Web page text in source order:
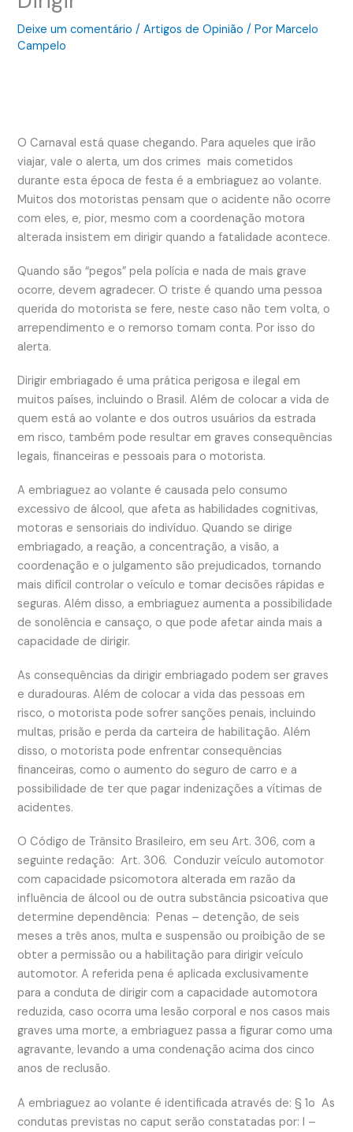
Deixe um comentário /Artigos de Opinião / PorMarcelo
Campelo
O Carnaval está quase chegando. Para aqueles que irão
viajar, vale o alerta, um dos crimes mais cometidos
durante esta época de festa é a embriaguez ao volante.
Muitos dos motoristas pensam que o acidente não ocorre
com eles, e, pior, mesmo com a coordenação motora
alterada insistem em dirigir quando a fatalidade acontece.
Quando são “pegos” pela polícia e nada de mais grave
ocorre, devem agradecer. O triste é quando uma pessoa
querida do motorista se fere, neste caso não tem volta, o
arrependimento e o remorso tomam conta. Por isso do
alerta.
Dirigir embriagado é uma prática perigosa e ilegal em
muitos países, incluindo o Brasil. Além de colocar a vida de
quem está ao volante e dos outros usuários da estrada
em risco, também pode resultar em graves consequências
legais, financeiras e pessoais para o motorista.
A embriaguez ao volante é causada pelo consumo
excessivo de álcool, que afeta as habilidades cognitivas,
motoras e sensoriais do indivíduo. Quando se dirige
embriagado, a reação, a concentração, a visão, a
coordenação e o julgamento são prejudicados, tornando
mais difícil controlar o veículo e tomar decisões rápidas e
seguras. Além disso, a embriaguez aumenta a possibilidade
de sonolência e cansaço, o que pode afetar ainda mais a
capacidade de dirigir.
As consequências da dirigir embriagado podem ser graves
e duradouras. Além de colocar a vida das pessoas em
risco, o motorista pode sofrer sanções penais, incluindo
multas, prisão e perda da carteira de habilitação. Além
disso, o motorista pode enfrentar consequências
financeiras, como o aumento do seguro de carro e a
possibilidade de ter que pagar indenizações a vítimas de
acidentes.
O Código de Trânsito Brasileiro, em seu Art. 306, com a
seguinte redação: Art. 306. Conduzir veículo automotor
com capacidade psicomotora alterada em razão da
influência de álcool ou de outra substância psicoativa que
determine dependência:Penas – detenção, de seis
meses a três anos, multa e suspensão ou proibição de se
obter a permissão ou a habilitação para dirigir veículo
automotor. A referida pena é aplicada exclusivamente
para a conduta de dirigir com a capacidade automotora
reduzida, caso ocorra uma lesão corporal e nos casos mais
graves uma morte, a embriaguez passa a figurar como uma
agravante, levando a uma condenação acima dos cinco
anos de reclusão.
A embriaguez ao volante é identificada através de: § 1o As
condutas previstas no caput serão constatadas por: I –